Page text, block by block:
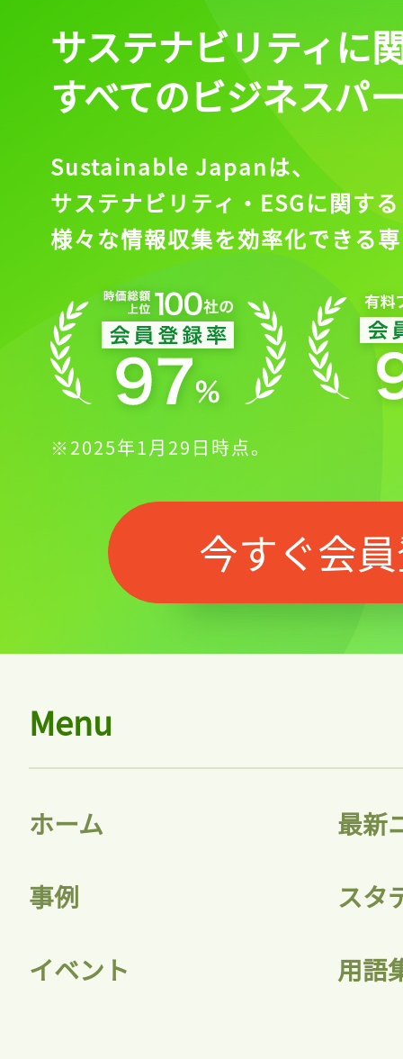
会員登録
サステナビリティに
すべてのビジネスパ
Sustainable Japanは、
サステナビリティ・ESGに関する
様々な情報収集を効率化できる
※2025年1月29日時点。
今すぐ会
Menu
ホーム 最新
事例 スタ
イベント 用語